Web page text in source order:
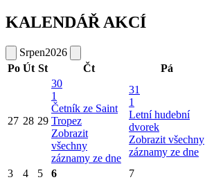
KALENDÁŘ AKCÍ
Srpen2026
Po Út St Čt Pá
27 28 29
30
1
Četník ze Saint
Tropez
Zobrazit
všechny
záznamy ze dne
31
1
Letní hudební
dvorek
Zobrazit všechny
záznamy ze dne
3 4 5 6 7